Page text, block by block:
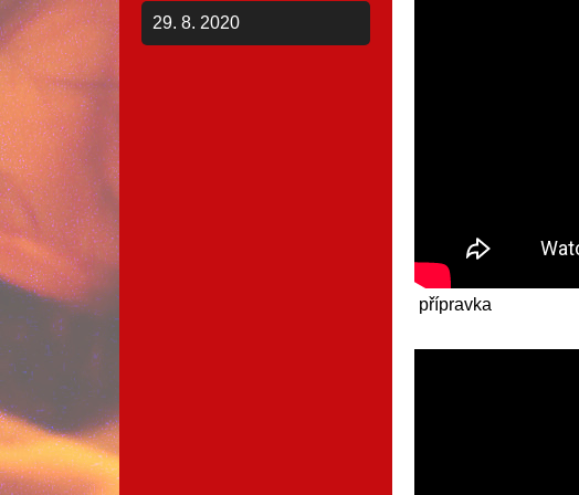
29. 8. 2020
přípravka